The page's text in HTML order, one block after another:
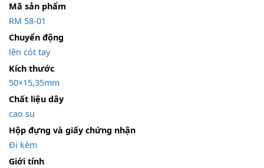
Mã sản phẩm
RM 58-01
Chuyển động
lên cót tay
Kích thước
50×15,35mm
Chất liệu dây
cao su
Hộp đựng và giấy chứng nhận
Đi kèm
Giới tính